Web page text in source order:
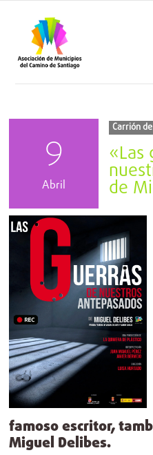
contenido
9
Abril
Carrión
«Las
de
famoso escritor,
Miguel Delibes.